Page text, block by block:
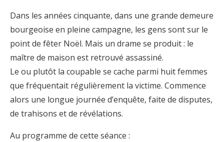
Dans les années cinquante, dans une grande demeure
bourgeoise en pleine campagne, les gens sont sur le
point de fêter Noël. Mais un drame se produit : le
maître de maison est retrouvé assassiné.
Le ou plutôt la coupable se cache parmi huit femmes
que fréquentait régulièrement la victime. Commence
alors une longue journée d’enquête, faite de disputes,
de trahisons et de révélations.
Au programme de cette séance :